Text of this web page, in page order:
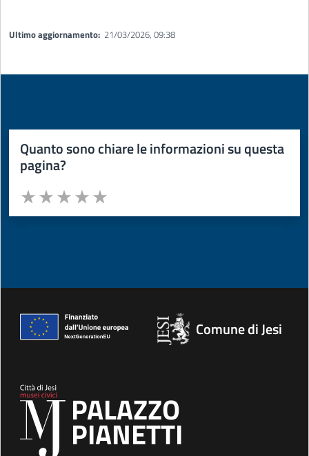
Ultimo aggiornamento: 21/03/2026, 09:38
Quanto sono chiare le informazioni su questa
pagina?
Valuta da 1 a 5 stelle la pagina
Valuta 4 stelle su 5
Valuta 3 stelle su 5
Valuta 2 stelle su 5
Valuta 1 stelle su 5
Comune di Jesi
PALAZZO
PIANETTI